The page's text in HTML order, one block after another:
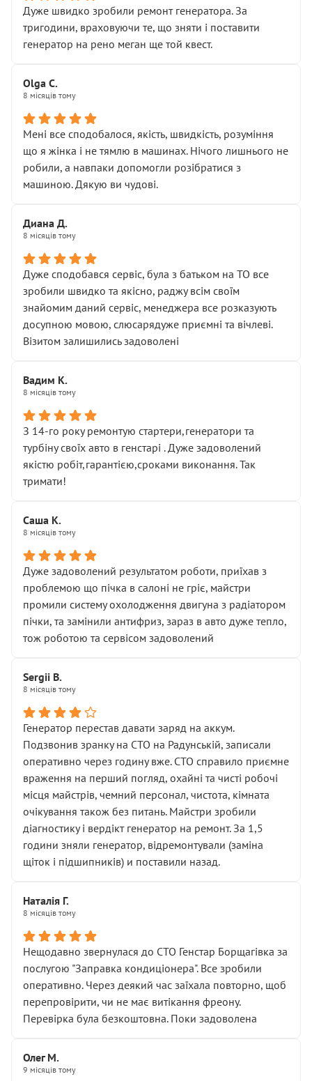
• реальної діагностики, а не формального
“подивились і поїхав”
На жаль, складається враження, що сервіс працює не
Стосовно комунікації - все добре
Дуже швидко зробили ремонт генератора. За
тригодини, враховуючи те, що зняти і поставити
генератор на рено меган ще той квест.
Olga С.
8 місяців тому
Мені все сподобалося, якість, швидкість, розуміння
що я жінка і не тямлю в машинах. Нічого лишнього не
робили, а навпаки допомогли розібратися з
машиною. Дякую ви чудові.
Диана Д.
8 місяців тому
Дуже сподобався сервіс, була з батьком на ТО все
зробили швидко та якісно, раджу всім своїм
знайомим даний сервіс, менеджера все розказують
досупною мовою, слюсарядуже приємні та вічлеві.
Візитом залишились задоволені
Вадим К.
8 місяців тому
З 14-го року ремонтую стартери,генератори та
турбіну своїх авто в генстарі . Дуже задоволений
якістю робіт,гарантією,сроками виконання. Так
тримати!
Саша К.
8 місяців тому
Дуже задоволений результатом роботи, приїхав з
проблемою що пічка в салоні не гріє, майстри
промили систему охолодження двигуна з радіатором
пічки, та замінили антифриз, зараз в авто дуже тепло,
тож роботою та сервісом задоволений
Sergii B.
8 місяців тому
Генератор перестав давати заряд на аккум.
Подзвонив зранку на СТО на Радунській, записали
оперативно через годину вже. СТО справило приємне
враження на перший погляд, охайні та чисті робочі
місця майстрів, чемний персонал, чистота, кімната
очікування також без питань. Майстри зробили
діагностику і вердікт генератор на ремонт. За 1,5
години зняли генератор, відремонтували (заміна
щіток і підшипників) и поставили назад.
Наталія Г.
8 місяців тому
Нещодавно звернулася до СТО Генстар Борщагівка за
послугою "Заправка кондиціонера". Все зробили
оперативно. Через деякий час заїхала повторно, щоб
перепровірити, чи не має витікання фреону.
Перевірка була безкоштовна. Поки задоволена
Олег М.
9 місяців тому